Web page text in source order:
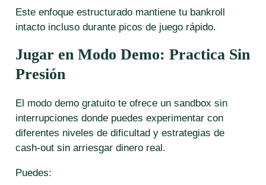
Este enfoque estructurado mantiene tu bankroll
intacto incluso durante picos de juego rápido.
Jugar en Modo Demo: Practica Sin
Presión
El modo demo gratuito te ofrece un sandbox sin
interrupciones donde puedes experimentar con
diferentes niveles de dificultad y estrategias de
cash‑out sin arriesgar dinero real.
Puedes: